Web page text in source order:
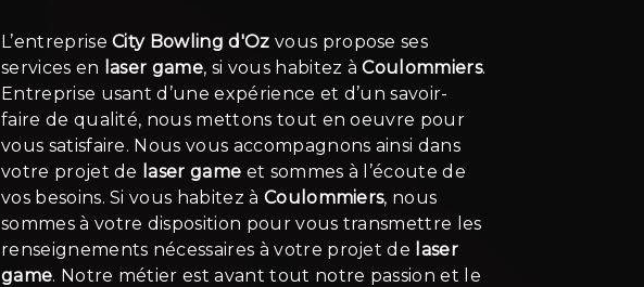
L’entrepriseCity Bowling d'Oz vous propose ses
services en laser game, si vous habitez àCoulommiers.
Entreprise usant d’une expérience et d’un savoir-
faire de qualité, nous mettons tout en oeuvre pour
vous satisfaire. Nous vous accompagnons ainsi dans
votre projet de laser game et sommes à l’écoute de
vos besoins. Si vous habitez à Coulommiers, nous
sommes à votre disposition pour vous transmettre les
renseignements nécessaires à votre projet de laser
game. Notre métier est avant tout notre passion et le